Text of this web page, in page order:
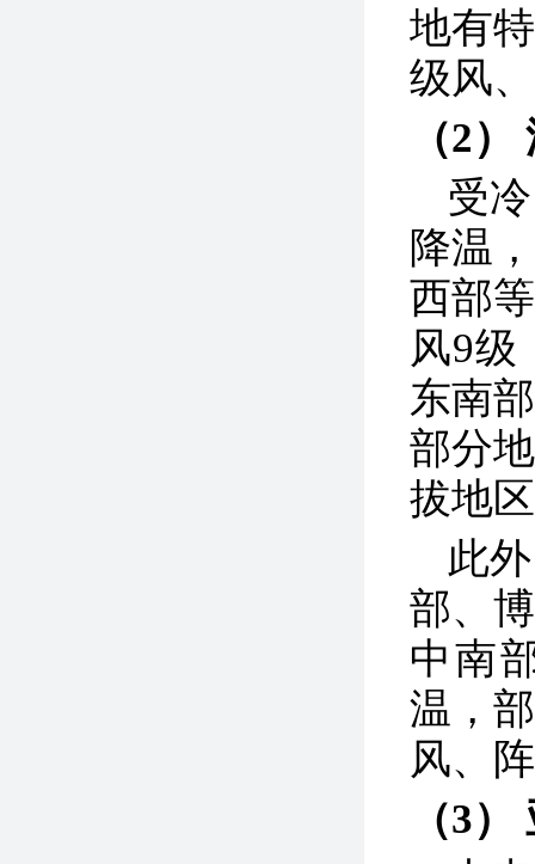
地有
级风
（2
受
降温
西部
风9级
东南
部分
拔地
此
部、
中南
温，
风、
（3